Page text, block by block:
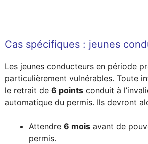
Cas spécifiques : jeunes
Les jeunes conducteurs en période
particulièrement vulnérables. Toute
le retrait de 6 points conduit à
automatique du permis. Ils devront
Attendre 6 mois avant de
permis.